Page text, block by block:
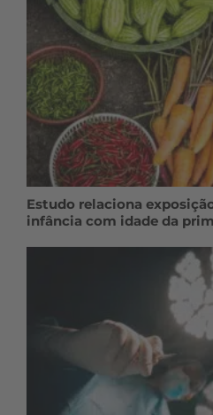
Estudo relaciona
infância com idade da